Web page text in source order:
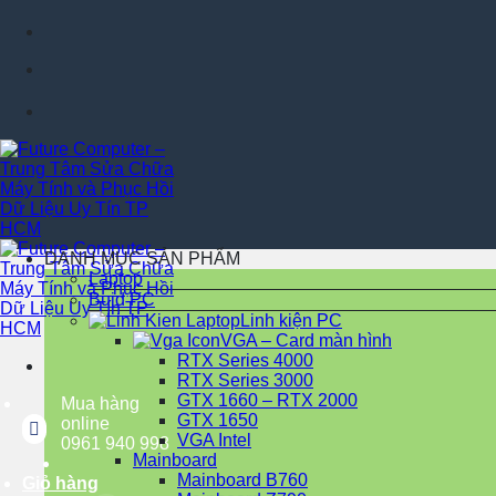
Chuyển
Mua hàng
online
0961 940 998
Giỏ hàng
DANH MỤC SẢN PHẨM
Laptop
Buid PC
Linh kiện PC
VGA – Card màn hình
RTX Series 4000
RTX Series 3000
GTX 1660 – RTX 2000
GTX 1650
VGA Intel
Mainboard
Mainboard B760